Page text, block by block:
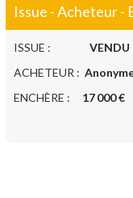
Issue - Acheteur -
ISSUE : VENDU
ACHETEUR :
ENCHÈRE : 17 000 €